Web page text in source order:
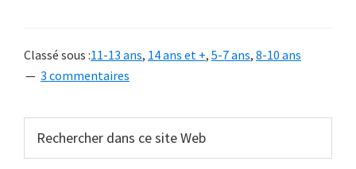
avec
Classé sous :11-13 ans, 14 ans et +, 5-7 ans, 8-10 ans
3 commentaires
Barre
latérale
dans